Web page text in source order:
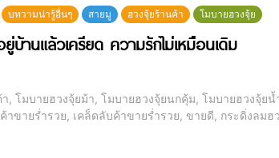
บทวามน่ารู้อื่นๆ สายมู ฮวงจุ้ยร้านค้า โมบายฮวงจุ้ย
บ้านแล้วเครียด ความรักไม่เหมือนเดิม
, โมบายฮวงจุ้ยม้า, โมบายฮวงจุ้ยนกคุ้ม, โมบายฮวงจุ้ย
าขายร่ำรวย, เคล็ดลับค้าขายร่ำรวย, ขายดี, กระดิ่งลมฮ